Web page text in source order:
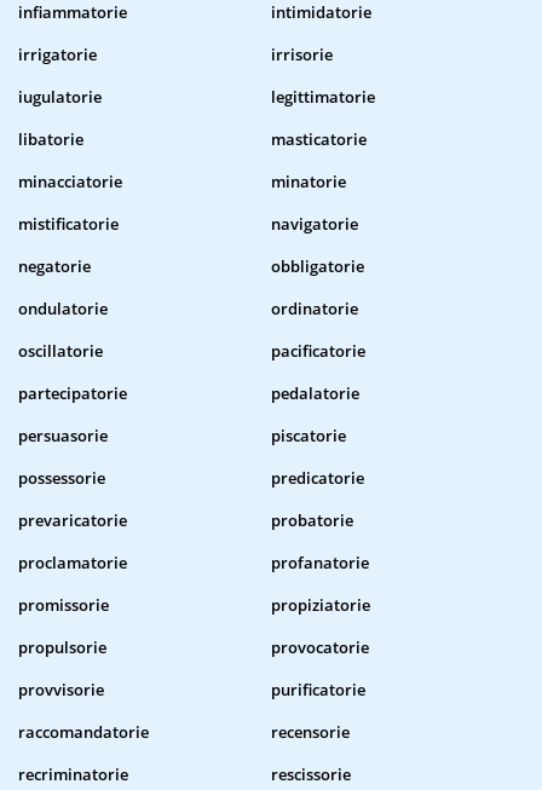
infiammatorie
intimidatorie
irrigatorie
irrisorie
iugulatorie
legittimatorie
libatorie
masticatorie
minacciatorie
minatorie
mistificatorie
navigatorie
negatorie
obbligatorie
ondulatorie
ordinatorie
oscillatorie
pacificatorie
partecipatorie
pedalatorie
persuasorie
piscatorie
possessorie
predicatorie
prevaricatorie
probatorie
proclamatorie
profanatorie
promissorie
propiziatorie
propulsorie
provocatorie
provvisorie
purificatorie
raccomandatorie
recensorie
recriminatorie
rescissorie